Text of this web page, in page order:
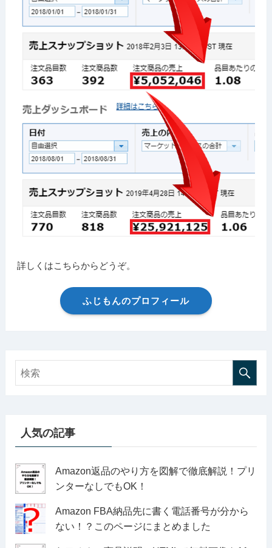
詳しくはこちらからどうぞ。
ふじもんのプロフィール
人気の記事
Amazon返品のやり方を図解で徹底解説！プリ
ンターなしでもOK！
Amazon FBA納品先に書く電話番号が分から
ない！？このページにまとめました